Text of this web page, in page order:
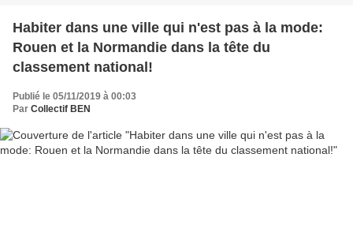
Habiter dans une ville qui n'est pas à la mode:
Rouen et la Normandie dans la tête du
classement national!
Publié le 05/11/2019 à 00:03
Par Collectif BEN